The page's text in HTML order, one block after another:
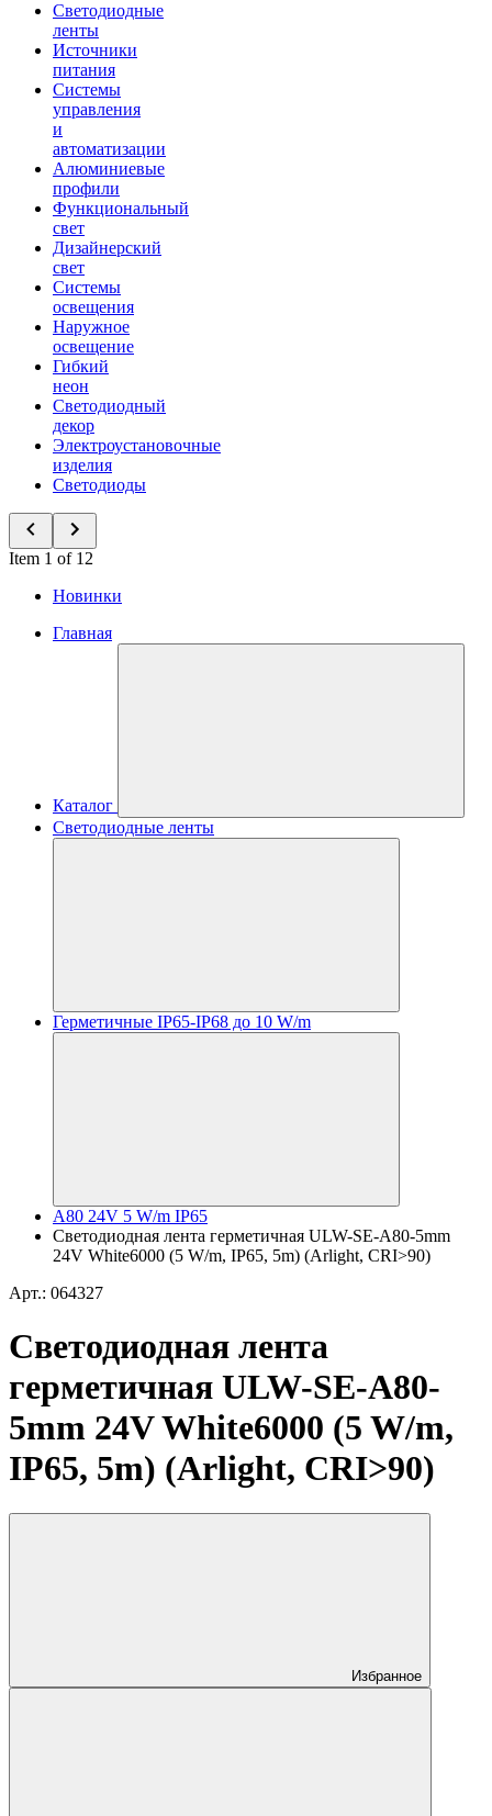
Светодиодные
ленты
Источники
питания
Системы
управления
и
автоматизации
Алюминиевые
профили
Функциональный
свет
Дизайнерский
свет
Системы
освещения
Наружное
освещение
Гибкий
неон
Светодиодный
декор
Электроустановочные
изделия
Светодиоды
Item 1 of 12
Новинки
Главная
Каталог
Светодиодные ленты
Герметичные IP65-IP68 до 10 W/m
A80 24V 5 W/m IP65
Светодиодная лента герметичная ULW-SE-A80-5mm
24V White6000 (5 W/m, IP65, 5m) (Arlight, CRI>90)
Арт.: 064327
Светодиодная лента
герметичная ULW-SE-A80-
5mm 24V White6000 (5 W/m,
IP65, 5m) (Arlight, CRI>90)
Избранное